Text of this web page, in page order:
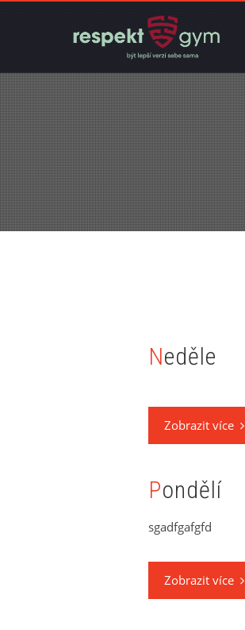
Neděle
Zobrazit více
Pondělí
sgadfgafgfd
Zobrazit více